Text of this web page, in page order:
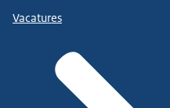
Vacatures